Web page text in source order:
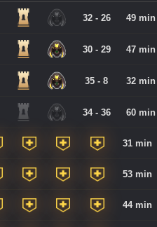
32 - 26 49 min
30 - 29 47 min
35 - 8 32 min
34 - 36 60 min
31 min
53 min
44 min